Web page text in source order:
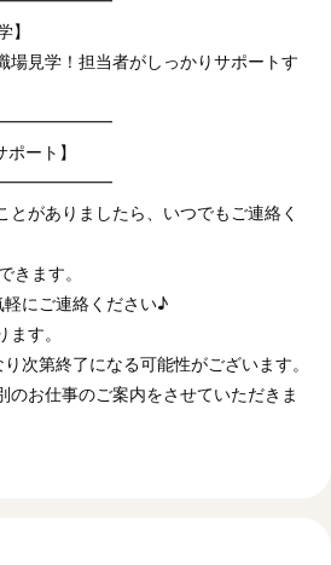
】
場見学！担当者がしっかりサポートす
ート】
とがありましたら、いつでもご連絡く
きます。
にご連絡ください♪
す。
次第終了になる可能性がございます。
のお仕事のご案内をさせていただきま